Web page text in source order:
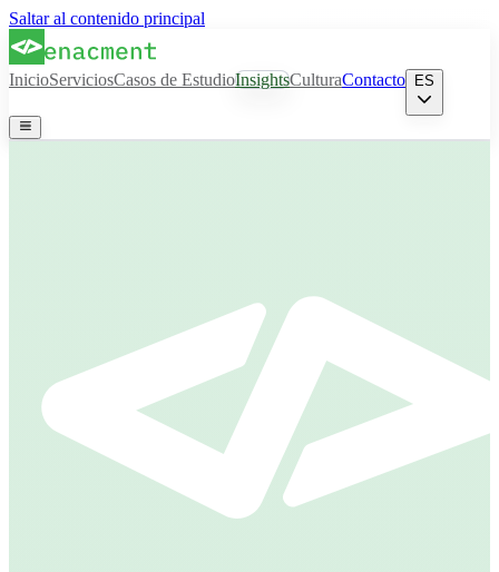
Saltar al contenido principal
InicioServiciosCasos de EstudioInsightsCulturaContacto ES